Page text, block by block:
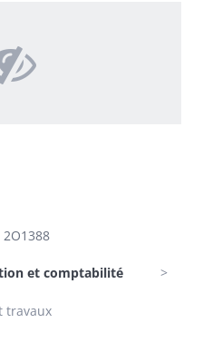
2O1388
et comptabilité
travaux